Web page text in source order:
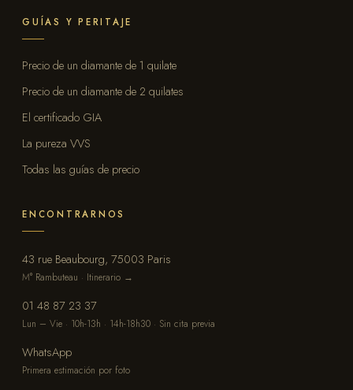
GUÍAS Y PERITAJE
Precio de un diamante de 1 quilate
Precio de un diamante de 2 quilates
El certificado GIA
La pureza VVS
Todas las guías de precio
ENCONTRARNOS
43 rue Beaubourg, 75003 Paris
M° Rambuteau · Itinerario →
01 48 87 23 37
Lun – Vie · 10h-13h · 14h-18h30 · Sin cita previa
WhatsApp
Primera estimación por foto